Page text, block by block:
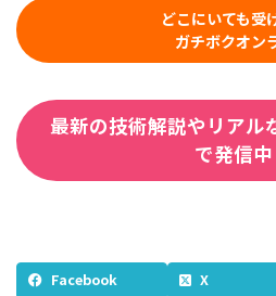
どこにいても受
ガチボクオン
最新の技術解説やリア
で発信中
Facebook X